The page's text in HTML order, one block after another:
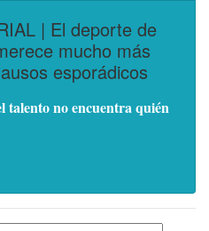
| El deporte de
mucho más
esporádicos
talento no encuentra quién